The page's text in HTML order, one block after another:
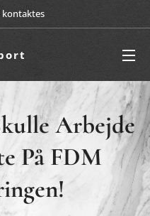
kontaktes
Arbejde
På FDM